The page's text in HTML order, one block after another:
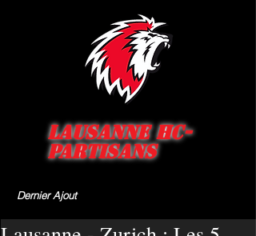
Lausanne HC-
Partisans
Dernier Ajout